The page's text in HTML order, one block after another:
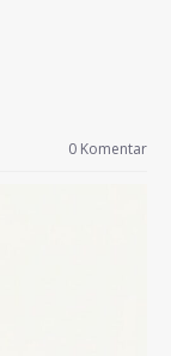
0 Komentar